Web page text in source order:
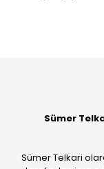
Sümer
Sümer Telkari